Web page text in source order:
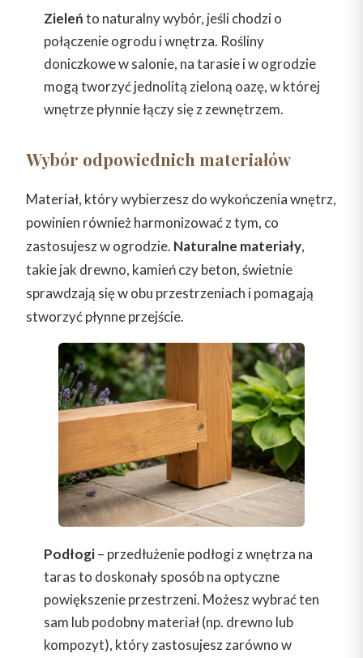
Zieleńto naturalny wybór, jeśli chodzi o
połączenie ogrodu i wnętrza. Rośliny
doniczkowe w salonie, na tarasie i w ogrodzie
mogą tworzyć jednolitą zieloną oazę, w której
wnętrze płynnie łączy się z zewnętrzem.
Wybór odpowiednich materiałów
Materiał, który wybierzesz do wykończenia wnętrz,
powinien również harmonizować z tym, co
zastosujesz w ogrodzie. Naturalne materiały,
takie jak drewno, kamień czy beton, świetnie
sprawdzają się w obu przestrzeniach i pomagają
stworzyć płynne przejście.
Podłogi– przedłużenie podłogi z wnętrza na
taras to doskonały sposób na optyczne
powiększenie przestrzeni. Możesz wybrać ten
sam lub podobny materiał (np. drewno lub
kompozyt), który zastosujesz zarówno w